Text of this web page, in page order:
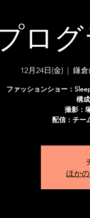
ロ
12月24日(金)
  |
鎌倉
ファッションショー：
構
撮影：
配信：チー
ほか